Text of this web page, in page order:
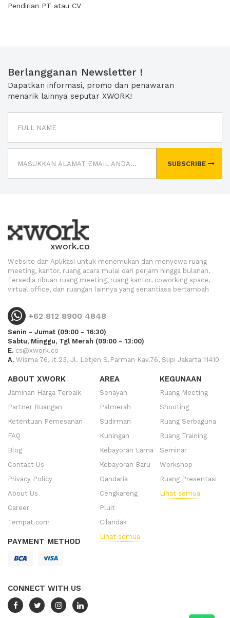
Pendirian PT atau CV
Berlangganan Newsletter !
Dapatkan informasi, promo dan penawaran
menarik lainnya seputar XWORK!
SUBSCRIBE
xwork.co
Website dan Aplikasi untuk menemukan dan menyewa ruang
meeting, kantor, ruang acara mulai dari perjam hingga bulanan.
Tersedia ribuan ruang meeting, ruang kantor, coworking space,
virtual office, dan ruangan lainnya yang senantiasa bertambah
+62 812 8900 4848
Senin - Jumat (09:00 - 16:30)
Sabtu, Minggu, Tgl Merah (09:00 - 13:00)
E. cs@xwork.co
A. Wisma 76, lt.23, Jl. Letjen S.Parman Kav.76, Slipi Jakarta 11410
ABOUT XWORK
Jaminan Harga Terbaik
Partner Ruangan
Ketentuan Pemesanan
FAQ
Blog
Contact Us
Privacy Policy
About Us
Career
Tempat.com
PAYMENT METHOD
CONNECT WITH US
AREA
Senayan
Palmerah
Sudirman
Kuningan
Kebayoran Lama
Kebayoran Baru
Gandaria
Cengkareng
Pluit
Cilandak
Lihat semua
KEGUNAAN
Ruang Meeting
Shooting
Ruang Serbaguna
Ruang Training
Seminar
Workshop
Ruang Presentasi
Lihat semua